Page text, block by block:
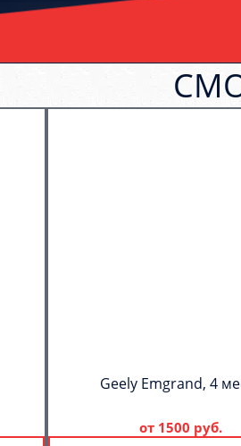
Geely Emgrand, 4
от 1500 руб.